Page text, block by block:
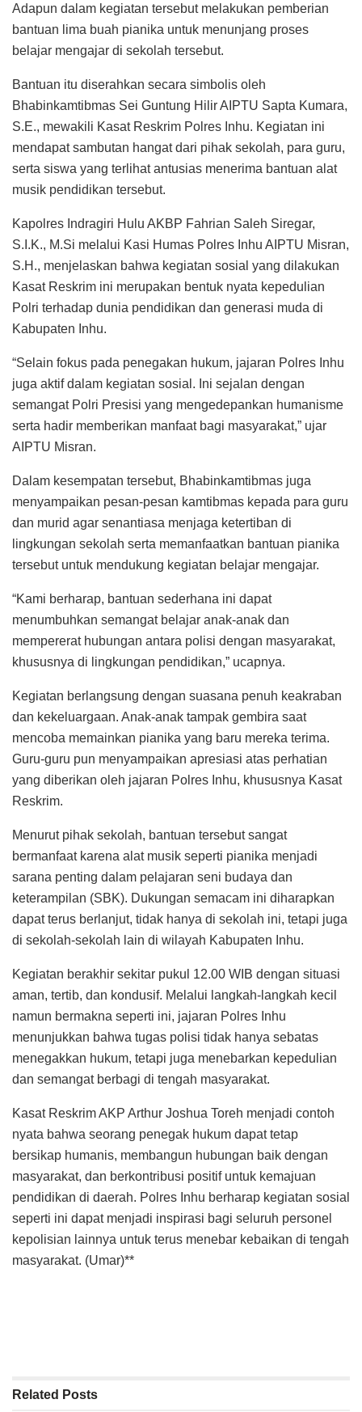
Adapun dalam kegiatan tersebut melakukan pemberian
bantuan lima buah pianika untuk menunjang proses
belajar mengajar di sekolah tersebut.
Bantuan itu diserahkan secara simbolis oleh
Bhabinkamtibmas Sei Guntung Hilir AIPTU Sapta Kumara,
S.E., mewakili Kasat Reskrim Polres Inhu. Kegiatan ini
mendapat sambutan hangat dari pihak sekolah, para guru,
serta siswa yang terlihat antusias menerima bantuan alat
musik pendidikan tersebut.
Kapolres Indragiri Hulu AKBP Fahrian Saleh Siregar,
S.I.K., M.Si melalui Kasi Humas Polres Inhu AIPTU Misran,
S.H., menjelaskan bahwa kegiatan sosial yang dilakukan
Kasat Reskrim ini merupakan bentuk nyata kepedulian
Polri terhadap dunia pendidikan dan generasi muda di
Kabupaten Inhu.
“Selain fokus pada penegakan hukum, jajaran Polres Inhu
juga aktif dalam kegiatan sosial. Ini sejalan dengan
semangat Polri Presisi yang mengedepankan humanisme
serta hadir memberikan manfaat bagi masyarakat,” ujar
AIPTU Misran.
Dalam kesempatan tersebut, Bhabinkamtibmas juga
menyampaikan pesan-pesan kamtibmas kepada para guru
dan murid agar senantiasa menjaga ketertiban di
lingkungan sekolah serta memanfaatkan bantuan pianika
tersebut untuk mendukung kegiatan belajar mengajar.
“Kami berharap, bantuan sederhana ini dapat
menumbuhkan semangat belajar anak-anak dan
mempererat hubungan antara polisi dengan masyarakat,
khususnya di lingkungan pendidikan,” ucapnya.
Kegiatan berlangsung dengan suasana penuh keakraban
dan kekeluargaan. Anak-anak tampak gembira saat
mencoba memainkan pianika yang baru mereka terima.
Guru-guru pun menyampaikan apresiasi atas perhatian
yang diberikan oleh jajaran Polres Inhu, khususnya Kasat
Reskrim.
Menurut pihak sekolah, bantuan tersebut sangat
bermanfaat karena alat musik seperti pianika menjadi
sarana penting dalam pelajaran seni budaya dan
keterampilan (SBK). Dukungan semacam ini diharapkan
dapat terus berlanjut, tidak hanya di sekolah ini, tetapi juga
di sekolah-sekolah lain di wilayah Kabupaten Inhu.
Kegiatan berakhir sekitar pukul 12.00 WIB dengan situasi
aman, tertib, dan kondusif. Melalui langkah-langkah kecil
namun bermakna seperti ini, jajaran Polres Inhu
menunjukkan bahwa tugas polisi tidak hanya sebatas
menegakkan hukum, tetapi juga menebarkan kepedulian
dan semangat berbagi di tengah masyarakat.
Kasat Reskrim AKP Arthur Joshua Toreh menjadi contoh
nyata bahwa seorang penegak hukum dapat tetap
bersikap humanis, membangun hubungan baik dengan
masyarakat, dan berkontribusi positif untuk kemajuan
pendidikan di daerah. Polres Inhu berharap kegiatan sosial
seperti ini dapat menjadi inspirasi bagi seluruh personel
kepolisian lainnya untuk terus menebar kebaikan di tengah
masyarakat. (Umar)**
Related Posts